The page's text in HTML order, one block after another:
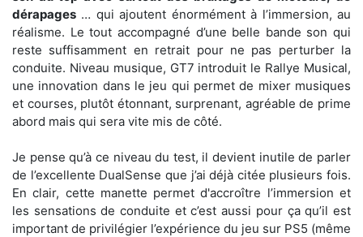
dérapages … qui ajoutent énormément à l’immersion, au
réalisme. Le tout accompagné d’une belle bande son qui
reste suffisamment en retrait pour ne pas perturber la
conduite. Niveau musique, GT7 introduit le Rallye Musical,
une innovation dans le jeu qui permet de mixer musiques
et courses, plutôt étonnant, surprenant, agréable de prime
abord mais qui sera vite mis de côté.
Je pense qu’à ce niveau du test, il devient inutile de parler
de l’excellente DualSense que j’ai déjà citée plusieurs fois.
En clair, cette manette permet d'accroître l’immersion et
les sensations de conduite et c’est aussi pour ça qu’il est
important de privilégier l’expérience du jeu sur PS5 (même